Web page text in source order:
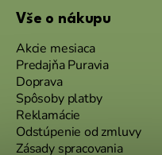
Vše o nákupu
Akcie mesiaca
Predajňa Puravia
Doprava
Spôsoby platby
Reklamácie
Odstúpenie od zmluvy
Zásady spracovania